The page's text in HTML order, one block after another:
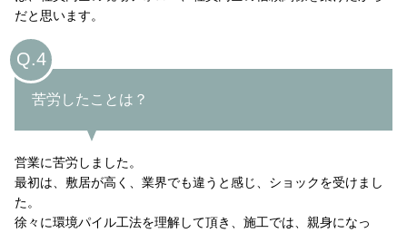
だと思います。
Q.4
苦労したことは？
営業に苦労しました。
最初は、敷居が高く、業界でも違うと感じ、ショックを受けまし
た。
徐々に環境パイル工法を理解して頂き、施工では、親身になっ